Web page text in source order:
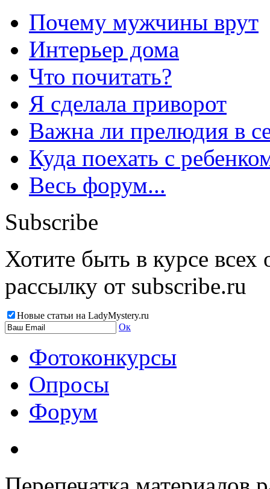
Почему мужчины врут
Интерьер дома
Что почитать?
Я сделала приворот
Важна ли прелюдия в
Куда поехать с
Весь форум...
Subscribe
Хотите быть в курсе
рассылку от subscribe.ru
Новые статьи на LadyMystery.ru
Ок
Фотоконкурсы
Опросы
Форум